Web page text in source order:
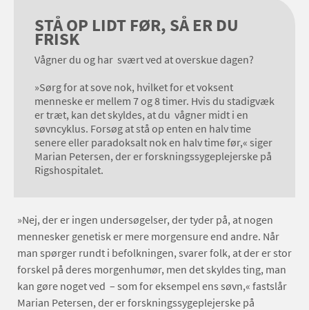
STÅ OP LIDT FØR, SÅ ER DU
FRISK
Vågner du og har svært ved at overskue dagen?
»Sørg for at sove nok, hvilket for et voksent
menneske er mellem 7 og 8 timer. Hvis du stadigvæk
er træt, kan det skyldes, at du vågner midt i en
søvn­cyklus. Forsøg at stå op enten en halv time
senere eller paradoksalt nok en halv time før,« siger
Marian Petersen, der er forskningssygeplejerske på
Rigshospitalet.
»Nej, der er ingen undersøgelser, der tyder på, at nogen
mennesker genetisk er mere morgensure end andre. Når
man spørger rundt i befolkningen, svarer folk, at der er stor
forskel på deres morgenhumør, men det skyldes ting, man
kan gøre noget ved – som for eksempel ens søvn,« fastslår
Marian Petersen, der er forskningssygeplejerske på